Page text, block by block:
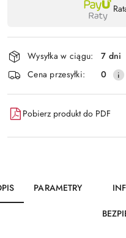
płatność
i
dostawa
Wysyłka w ciągu:
7 dni
Cena przesyłki:
0
Pobierz produkt do PDF
PARAMETRY